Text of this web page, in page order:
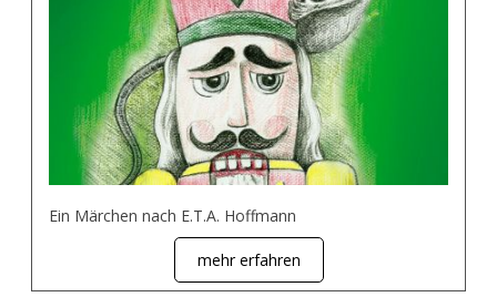
Ein Märchen nach E.T.A. Hoffmann
mehr erfahren